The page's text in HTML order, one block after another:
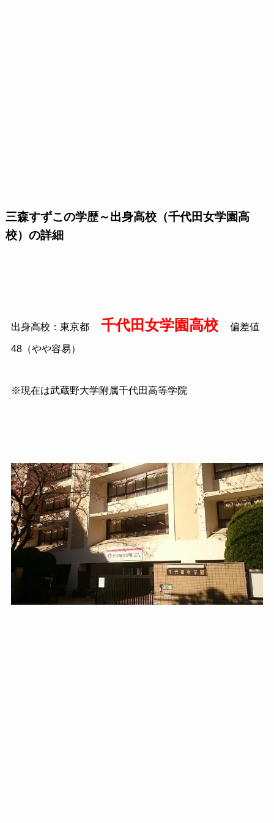
三森すずこの学歴～出身高校（千代田女学園高
校）の詳細
出身高校：東京都 千代田女学園高校 偏差値
48（やや容易）
※現在は武蔵野大学附属千代田高等学院